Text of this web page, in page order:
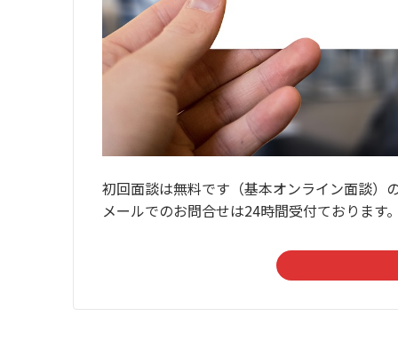
初回面談は無料です（基本オンライン面談）
メールでのお問合せは24時間受付ております